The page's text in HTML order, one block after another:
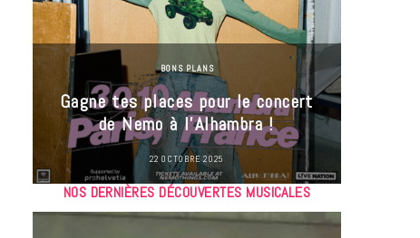
BONS PLANS
Gagne tes places pour le concert
de Nemo à l’Alhambra !
22 OCTOBRE 2025
NOS DERNIÈRES DÉCOUVERTES MUSICALES